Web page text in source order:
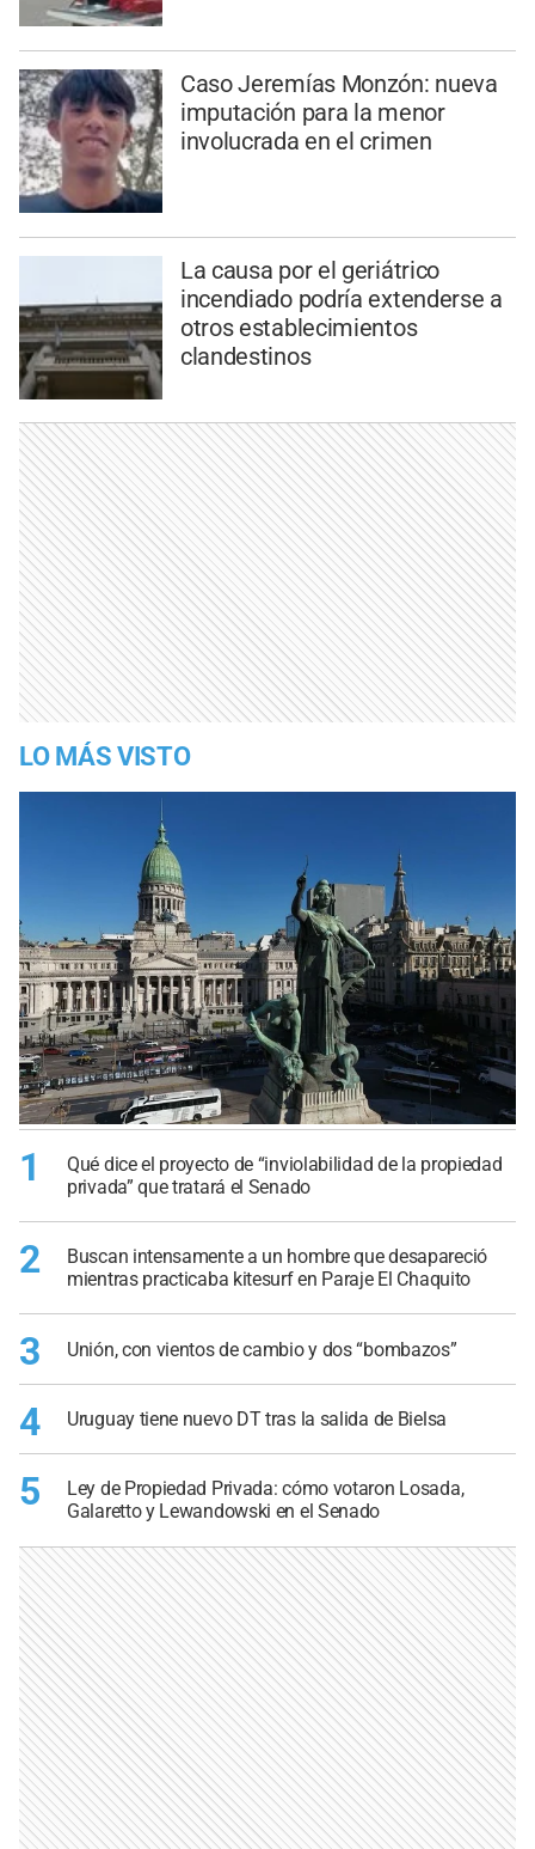
Caso Jeremías Monzón: nueva
imputación para la menor
involucrada en el crimen
La causa por el geriátrico
incendiado podría extenderse a
otros establecimientos
clandestinos
LO MÁS VISTO
1
Qué dice el proyecto de “inviolabilidad de la propiedad
privada” que tratará el Senado
2
Buscan intensamente a un hombre que desapareció
mientras practicaba kitesurf en Paraje El Chaquito
3 Unión, con vientos de cambio y dos “bombazos”
4 Uruguay tiene nuevo DT tras la salida de Bielsa
5
Ley de Propiedad Privada: cómo votaron Losada,
Galaretto y Lewandowski en el Senado